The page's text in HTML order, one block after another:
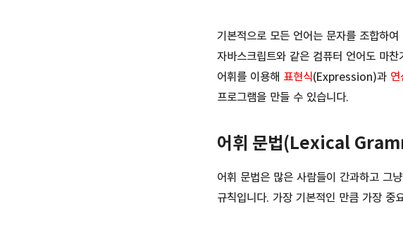
기본적으로 모든 언어는 문자를 조합하
자바스크립트와 같은 컴퓨터 언어도 마
어휘를 이용해 표현식(Expression)과
프로그램을 만들 수 있습니다.
어휘 문법(Lexical
어휘 문법은 많은 사람들이 간과하고 그
규칙입니다. 가장 기본적인 만큼 가장 중